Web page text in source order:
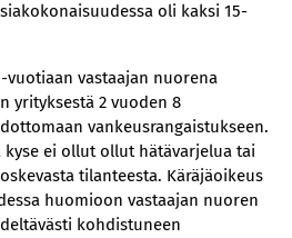
oli kaksi 15-
vuotiaan vastaajan nuorena
yrityksestä 2 vuoden 8
vankeusrangaistukseen.
kyse ei ollut ollut hätävarjelua tai
tilanteesta. Käräjäoikeus
huomioon vastaajan nuoren
kohdistuneen